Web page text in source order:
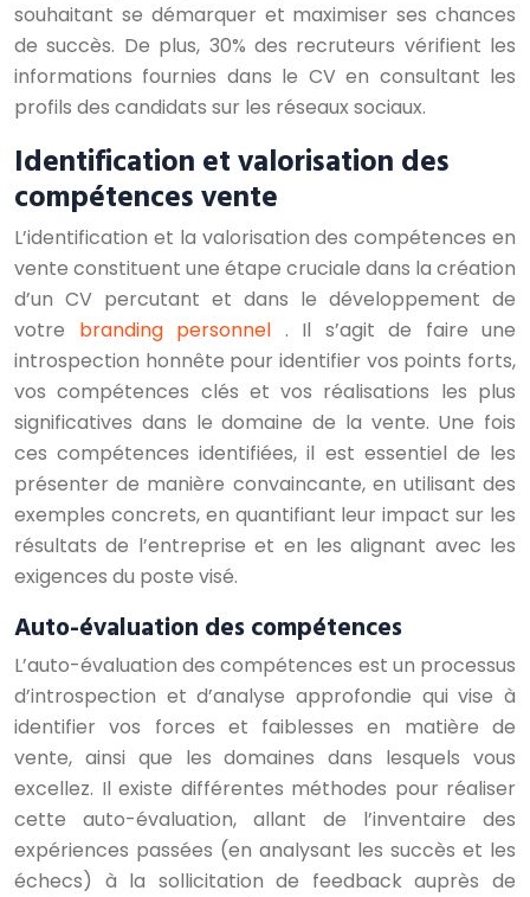
souhaitant se démarquer et maximiser ses chances
de succès. De plus, 30% des recruteurs vérifient les
informations fournies dans le CV en consultant les
profils des candidats sur les réseaux sociaux.
Identification et valorisation des
compétences vente
L’identification et la valorisation des compétences en
vente constituent une étape cruciale dans la création
d’un CV percutant et dans le développement de
votre branding personnel . Il s’agit de faire une
introspection honnête pour identifier vos points forts,
vos compétences clés et vos réalisations les plus
significatives dans le domaine de la vente. Une fois
ces compétences identifiées, il est essentiel de les
présenter de manière convaincante, en utilisant des
exemples concrets, en quantifiant leur impact sur les
résultats de l’entreprise et en les alignant avec les
exigences du poste visé.
Auto-évaluation des compétences
L’auto-évaluation des compétences est un processus
d’introspection et d’analyse approfondie qui vise à
identifier vos forces et faiblesses en matière de
vente, ainsi que les domaines dans lesquels vous
excellez. Il existe différentes méthodes pour réaliser
cette auto-évaluation, allant de l’inventaire des
expériences passées (en analysant les succès et les
échecs) à la sollicitation de feedback auprès de